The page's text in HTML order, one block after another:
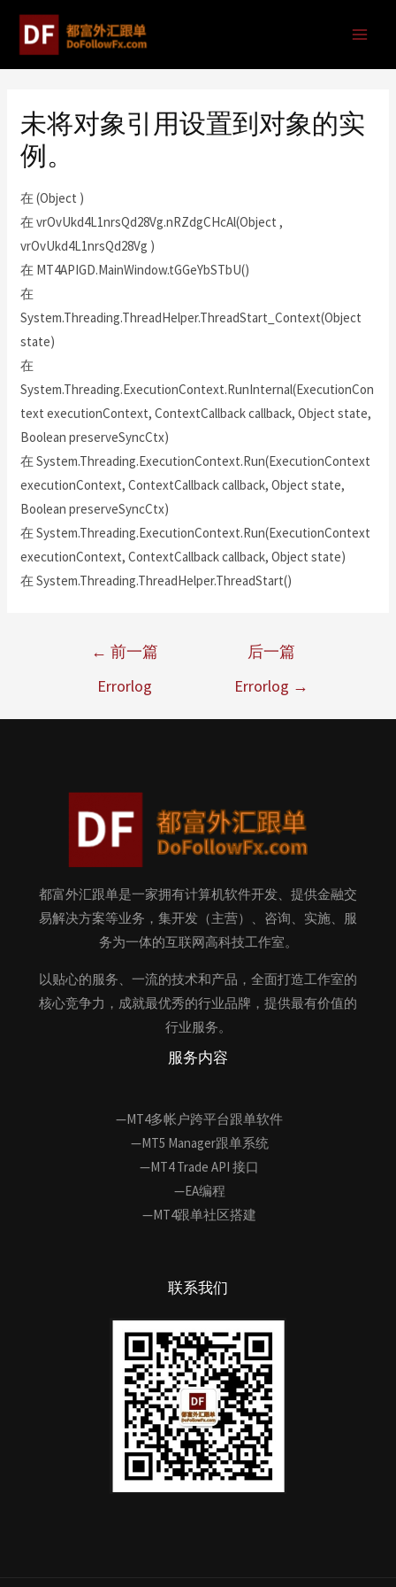
未将对象引用设置到对象的实
例。
在 (Object )
在 vrOvUkd4L1nrsQd28Vg.nRZdgCHcAl(Object ,
vrOvUkd4L1nrsQd28Vg )
在 MT4APIGD.MainWindow.tGGeYbSTbU()
在
System.Threading.ThreadHelper.ThreadStart_Context(Object
state)
在
System.Threading.ExecutionContext.RunInternal(ExecutionCon
text executionContext, ContextCallback callback, Object state,
Boolean preserveSyncCtx)
在 System.Threading.ExecutionContext.Run(ExecutionContext
executionContext, ContextCallback callback, Object state,
Boolean preserveSyncCtx)
在 System.Threading.ExecutionContext.Run(ExecutionContext
executionContext, ContextCallback callback, Object state)
在 System.Threading.ThreadHelper.ThreadStart()
← 前一篇
Errorlog
后一篇
Errorlog →
都富外汇跟单是一家拥有计算机软件开发、提供金融交
易解决方案等业务，集开发（主营）、咨询、实施、服
务为一体的互联网高科技工作室。
以贴心的服务、一流的技术和产品，全面打造工作室的
核心竞争力，成就最优秀的行业品牌，提供最有价值的
行业服务。
服务内容
—MT4多帐户跨平台跟单软件
—MT5 Manager跟单系统
—MT4 Trade API 接口
—EA编程
—MT4跟单社区搭建
联系我们